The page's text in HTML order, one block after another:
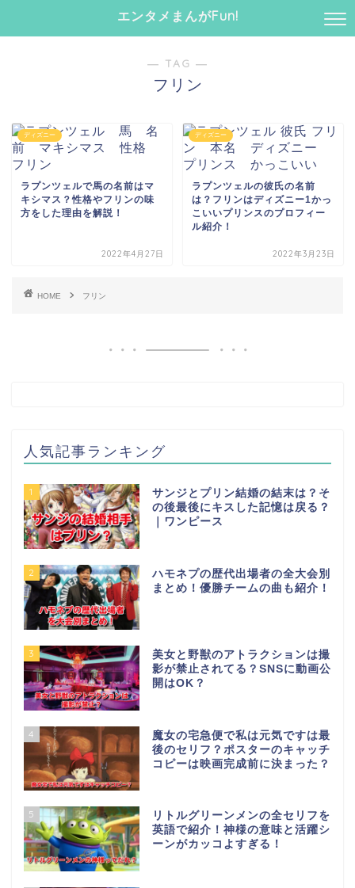
エンタメまんがFun!
― TAG ―
フリン
ディズニー
ラプンツェルで馬の名前はマ
キシマス？性格やフリンの味
方をした理由を解説！
2022年4月27日
ディズニー
ラプンツェルの彼氏の名前
は？フリンはディズニー1かっ
こいいプリンスのプロフィー
ル紹介！
2022年3月23日
HOME フリン
人気記事ランキング
1
サンジとプリン結婚の結末は？そ
の後最後にキスした記憶は戻る？
｜ワンピース
2
ハモネプの歴代出場者の全大会別
まとめ！優勝チームの曲も紹介！
3
美女と野獣のアトラクションは撮
影が禁止されてる？SNSに動画公
開はOK？
4
魔女の宅急便で私は元気ですは最
後のセリフ？ポスターのキャッチ
コピーは映画完成前に決まった？
5
リトルグリーンメンの全セリフを
英語で紹介！神様の意味と活躍シ
ーンがカッコよすぎる！